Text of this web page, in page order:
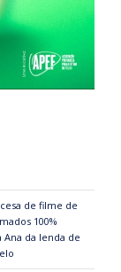
de filme de
100%
Ana da lenda de